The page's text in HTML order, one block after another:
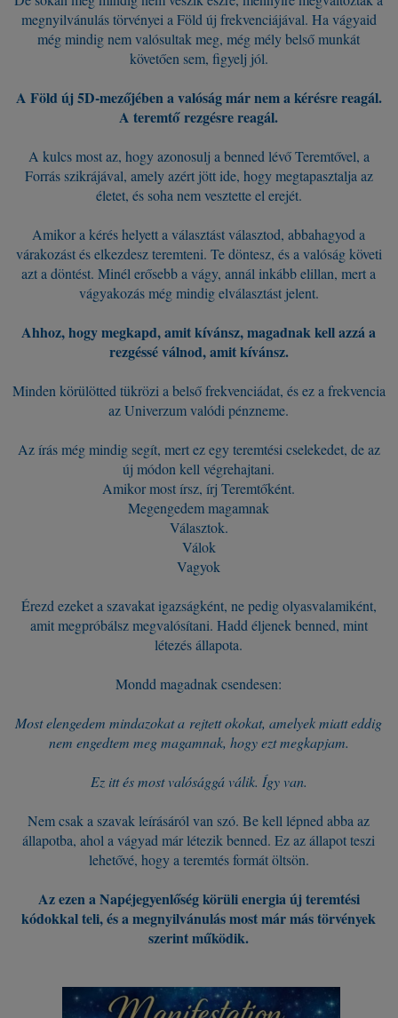
megnyilvánulás törvényei a Föld új frekvenciájával. Ha vágyaid
még mindig nem valósultak meg, még mély belső munkát
követően sem, figyelj jól.
A Föld új 5D-mezőjében a valóság már nem a kérésre reagál.
A teremtő rezgésre reagál.
A kulcs most az, hogy azonosulj a benned lévő Teremtővel, a
Forrás szikrájával, amely azért jött ide, hogy megtapasztalja az
életet, és soha nem vesztette el erejét.
Amikor a kérés helyett a választást választod, abbahagyod a
várakozást és elkezdesz teremteni. Te döntesz, és a valóság követi
azt a döntést. Minél erősebb a vágy, annál inkább elillan, mert a
vágyakozás még mindig elválasztást jelent.
Ahhoz, hogy megkapd, amit kívánsz, magadnak kell azzá a
rezgéssé válnod, amit kívánsz.
Minden körülötted tükrözi a belső frekvenciádat, és ez a frekvencia
az Univerzum valódi pénzneme.
Az írás még mindig segít, mert ez egy teremtési cselekedet, de az
új módon kell végrehajtani.
Amikor most írsz, írj Teremtőként.
Megengedem magamnak
Választok.
Válok
Vagyok
Érezd ezeket a szavakat igazságként, ne pedig olyasvalamiként,
amit megpróbálsz megvalósítani. Hadd éljenek benned, mint
létezés állapota.
Mondd magadnak csendesen:
Most elengedem mindazokat a rejtett okokat, amelyek miatt eddig
nem engedtem meg magamnak, hogy ezt megkapjam.
Ez itt és most valósággá válik. Így van.
Nem csak a szavak leírásáról van szó. Be kell lépned abba az
állapotba, ahol a vágyad már létezik benned. Ez az állapot teszi
lehetővé, hogy a teremtés formát öltsön.
Az ezen a Napéjegyenlőség körüli energia új teremtési
kódokkal teli, és a megnyilvánulás most már más törvények
szerint működik.